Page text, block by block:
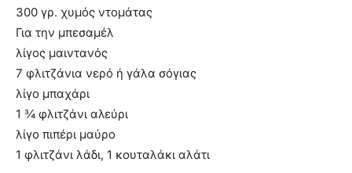
300 γρ. χυμός ντομάτας
Για την μπεσαμέλ
λίγος μαιντανός
7 φλιτζάνια νερό ή γάλα σόγιας
λίγο μπαχάρι
1 ¾ φλιτζάνι αλεύρι
λίγο πιπέρι μαύρο
1 φλιτζάνι λάδι, 1 κουταλάκι αλάτι